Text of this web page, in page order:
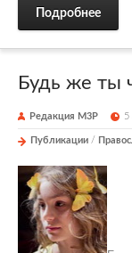
Подробнее
Будь же ты
Редакция М3Р 5
Публикации /